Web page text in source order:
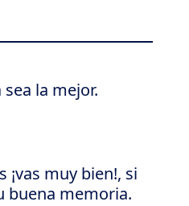
la mejor.
¡vas muy bien!, si
buena memoria.